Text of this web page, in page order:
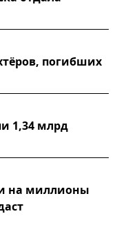
погибших
1,34 млрд
на миллионы